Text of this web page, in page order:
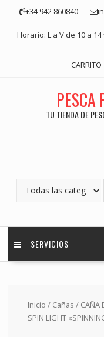
contenido
+34 942 860840
Horario: L a V de 10 a 14
CARRITO
PESCA
TU TIENDA DE
SERVICIOS
Inicio / Cañas / CAÑA
SPIN LIGHT